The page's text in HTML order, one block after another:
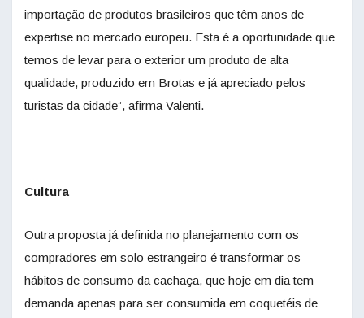
importação de produtos brasileiros que têm anos de
expertise no mercado europeu. Esta é a oportunidade que
temos de levar para o exterior um produto de alta
qualidade, produzido em Brotas e já apreciado pelos
turistas da cidade”, afirma Valenti.
Cultura
Outra proposta já definida no planejamento com os
compradores em solo estrangeiro é transformar os
hábitos de consumo da cachaça, que hoje em dia tem
demanda apenas para ser consumida em coquetéis de